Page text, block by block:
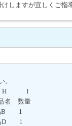
しますが宜しくご指
。
I
名 数量
B 1
D 1